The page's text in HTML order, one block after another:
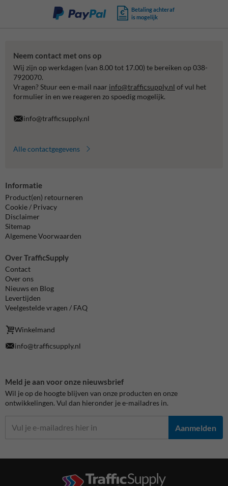
Betaling achteraf
is mogelijk
Neem contact met ons op
Wij zijn op werkdagen (van 8.00 tot 17.00) te bereiken op 038-
7920070.
Vragen? Stuur een e-mail naar info@trafficsupply.nl of vul het
formulier in en we reageren zo spoedig mogelijk.
info@trafficsupply.nl
Alle contactgegevens
Informatie
Product(en) retourneren
Cookie / Privacy
Disclaimer
Sitemap
Algemene Voorwaarden
Over TrafficSupply
Contact
Over ons
Nieuws en Blog
Levertijden
Veelgestelde vragen / FAQ
Winkelmand
info@trafficsupply.nl
Meld je aan voor onze nieuwsbrief
Wil je op de hoogte blijven van onze producten en onze
ontwikkelingen. Vul dan hieronder je e-mailadres in.
Aanmelden